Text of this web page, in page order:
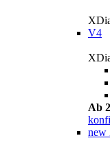
V4
Ab
new